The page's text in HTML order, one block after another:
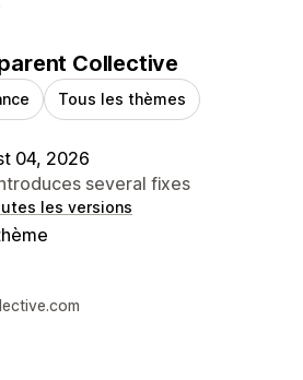
Collective
Tous les thèmes
04, 2026
several fixes
les versions